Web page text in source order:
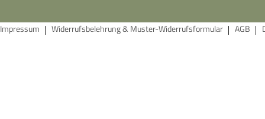
Impressum Widerrufsbelehrung & Muster-Widerrufsformular AGB